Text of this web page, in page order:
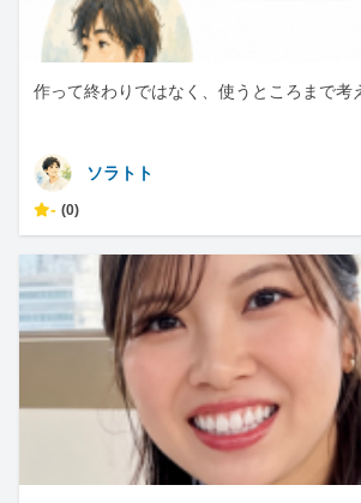
作って終わりではなく、使うところまで考
ソラトト
- (0)